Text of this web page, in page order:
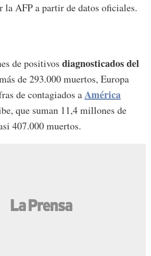
la AFP a partir de datos oficiales.
de positivos diagnosticados del
de 293.000 muertos, Europa
de contagiados aAmérica
que suman 11,4 millones de
407.000 muertos.